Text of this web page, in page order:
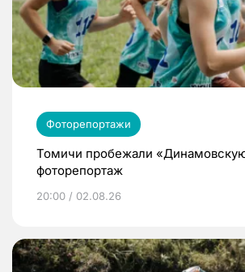
Фоторепортажи
Томичи пробежали
фоторепортаж
20:00 / 02.08.26